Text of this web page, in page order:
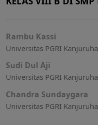
Rambu Kassi
Universitas PGRI
Sudi Dul Aji
Universitas PGRI
Chandra Sundaygara
Universitas PGRI